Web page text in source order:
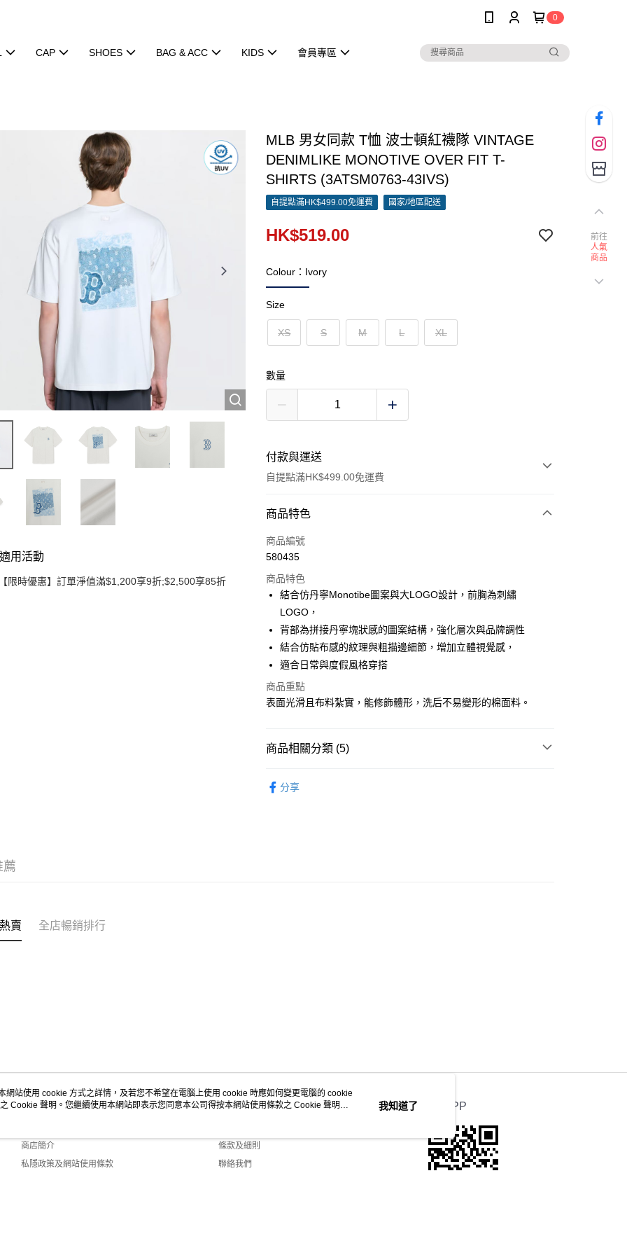
0
CAP SHOES BAG & ACC KIDS 會員專區
用活動
【限時優惠】訂單淨值滿$1,200享9折;$2,500享85折
MLB 男女同款 T恤 波士頓紅襪隊 VINTAGE
DENIMLIKE MONOTIVE OVER FIT T-
SHIRTS (3ATSM0763-43IVS)
自提點滿HK$499.00免運費 國家/地區配送
HK$519.00
Colour：Ivory
Size
XS S M L XL
數量
付款與運送
自提點滿HK$499.00免運費
付款方式
信用卡
Google Pay
AlipayHK
WeChat Pay
送貨方式
商品特色
商品編號
580435
商品特色
結合仿丹寧Monotibe圖案與大LOGO設計，前胸為刺繡
LOGO，
背部為拼接丹寧塊狀感的圖案結構，強化層次與品牌調性
結合仿貼布感的紋理與粗描邊細節，增加立體視覺感，
適合日常與度假風格穿搭
商品重點
表面光滑且布料紮實，能修飾體形，洗后不易變形的棉面料。
商品相關分類 (5)
分享
薦
賣 全店暢銷排行
關於我們
商店簡介
私隱政策及網站使用條款
客戶服務
條款及細則
聯絡我們
官方APP
前往
人氣
商品
網站使用 cookie 方式之詳情，及若您不希望在電腦上使用 cookie 時應如何變更電腦的 cookie
之 Cookie 聲明。您繼續使用本網站即表示您同意本公司得按本網站使用條款之 Cookie 聲明使
我知道了